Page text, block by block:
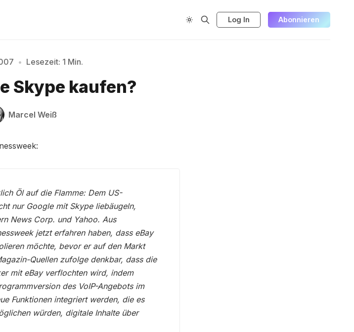
Log In Abonnieren
• Lesezeit: 1 Min.
Skype kaufen?
Marcel Weiß
Öl auf die Flamme: Dem US-
nur Google mit Skype liebäugeln,
News Corp. und Yahoo. Aus
jetzt erfahren haben, dass eBay
möchte, bevor er auf den Markt
Quellen zufolge denkbar, dass die
mit eBay verflochten wird, indem
des VoIP-Angebots im
Funktionen integriert werden, die es
würden, digitale Inhalte über